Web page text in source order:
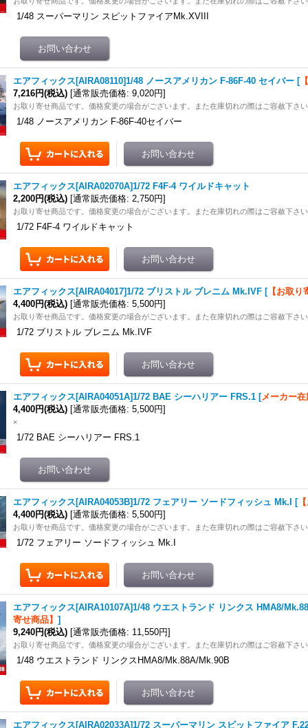
1/48 スーパーマリン スピットファイアMk.XVIII
エアフィックス[AIRA08110]1/48 ノースアメリカン F-86F-40 セイバー [
7,216円(税込) [通常販売価格: 9,020円]
お取り寄せ商品です。価格変更の場合がございます。また在庫切れの際はご容赦下さい
1/48 ノースアメリカン F-86F-40セイバー
エアフィックス[AIRA02070A]1/72 F4F-4 ワイルドキャット
2,200円(税込) [通常販売価格: 2,750円]
お取り寄せ商品です。価格変更の場合がございます。また在庫切れの際はご容赦下さい
1/72 F4F-4 ワイルドキャット
エアフィックス[AIRA04017]1/72 ブリストル ブレニム Mk.IVF [【お取り
4,400円(税込) [通常販売価格: 5,500円]
お取り寄せ商品です。価格変更の場合がございます。また在庫切れの際はご容赦下さい
1/72 ブリストル ブレニム Mk.IVF
エアフィックス[AIRA04051A]1/72 BAE シーハリアー FRS.1 [メーカー
4,400円(税込) [通常販売価格: 5,500円]
×
1/72 BAE シーハリアー FRS.1
エアフィックス[AIRA04053B]1/72 フェアリー ソードフィッシュ Mk.I [
4,400円(税込) [通常販売価格: 5,500円]
お取り寄せ商品です。価格変更の場合がございます。また在庫切れの際はご容赦下さい
1/72 フェアリー ソードフィッシュ Mk.I
エアフィックス[AIRA10107A]1/48 ウエストランド リンクス HMA8/
寄せ商品】]
9,240円(税込) [通常販売価格: 11,550円]
お取り寄せ商品です。価格変更の場合がございます。また在庫切れの際はご容赦下さい
1/48 ウエストランド リンクスHMA8/Mk.88A/Mk.90B
エアフィックス[AIRA02033A]1/72 スーパーマリン スピットファイア